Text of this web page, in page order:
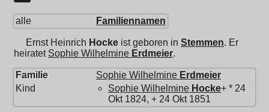
alle Familiennamen
Ernst Heinrich Hocke ist geboren in Stemmen. Er
heiratet Sophie Wilhelmine Erdmeier.
Familie Sophie Wilhelmine Erdmeier
Kind
Sophie Wilhelmine Hocke+ * 24
Okt 1824, + 24 Okt 1851